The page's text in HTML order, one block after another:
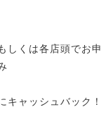
しくは各店頭でお申
ャッシュバック！